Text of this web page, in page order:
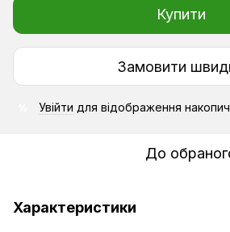
Купити
Замовити
Увійти для відображення
До
Характеристики